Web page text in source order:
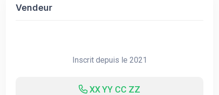
Vendeur
Inscrit depuis le 2021
XX YY CC ZZ